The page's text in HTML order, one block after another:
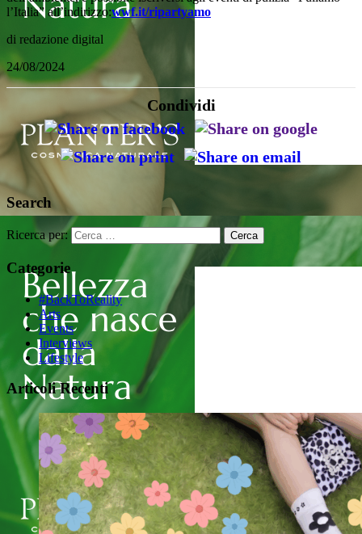
l’Italia” all’indirizzo:wwf.it/ripartyamo
di redazione digital
24/08/2024
Condividi
Search
Ricerca per:
Categorie
#BackToReality
Arts
Events
Interviews
Lifestyle
Articoli Recenti